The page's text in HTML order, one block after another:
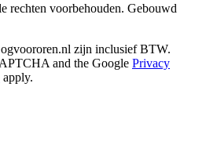
rechten voorbehouden. Gebouwd
zijn inclusief BTW.
and the Google Privacy
apply.